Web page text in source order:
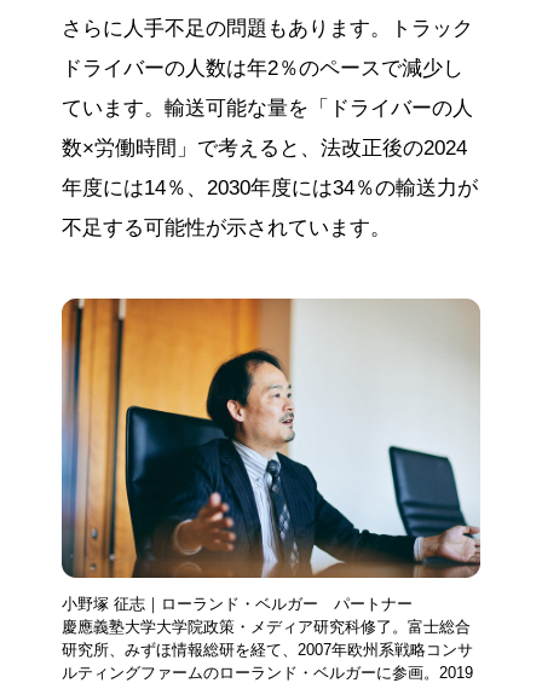
さらに人手不足の問題もあります。トラック
ドライバーの人数は年2％のペースで減少し
ています。輸送可能な量を「ドライバーの人
数×労働時間」で考えると、法改正後の2024
年度には14％、2030年度には34％の輸送力が
不足する可能性が示されています。
小野塚 征志｜ローランド・ベルガー パートナー
慶應義塾大学大学院政策・メディア研究科修了。富士総合
研究所、みずほ情報総研を経て、2007年欧州系戦略コンサ
ルティングファームのローランド・ベルガーに参画。2019